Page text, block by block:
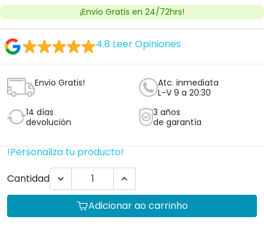
¡Envio Gratis en 24/72hrs!
4.8 Leer Opiniones
Envio Gratis!
Atc. inmediata
L-V 9 a 20:30
14 días
devolución
3 años
de garantía
!Personaliza tu producto!
Cantidad
 
Adicionar ao carrinho